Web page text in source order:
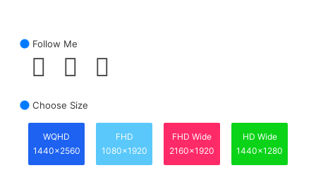
Follow Me
Choose Size
WQHD
1440x2560
FHD
1080x1920
FHD Wide
2160x1920
HD Wide
1440x1280